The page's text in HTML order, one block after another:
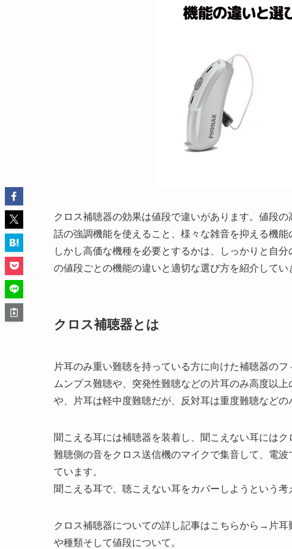
クロス補聴器の効果は値段で違いがあります。値段
話の強調機能を使えること、様々な雑音を抑える機能
しかし高価な機種を必要とするかは、しっかりと自
の値段ごとの機能の違いと適切な選び方を紹介してい
クロス補聴器とは
片耳のみ重い難聴を持っている方に向けた補聴器のフ
ムンプス難聴や、突発性難聴などの片耳のみ高度以
や、片耳は軽中度難聴だが、反対耳は重度難聴などの
聞こえる耳には補聴器を装着し、聞こえない耳にはク
難聴側の音をクロス送信機のマイクで集音して、電
ています。
聞こえる耳で、聴こえない耳をカバーしようという考
クロス補聴器についての詳し記事はこちらから→片
や種類そして値段について。